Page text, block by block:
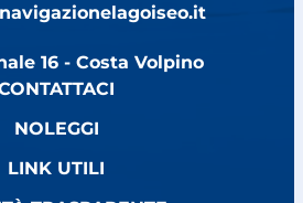
16 - Costa Volpino
NOLEGGI
LINK UTILI